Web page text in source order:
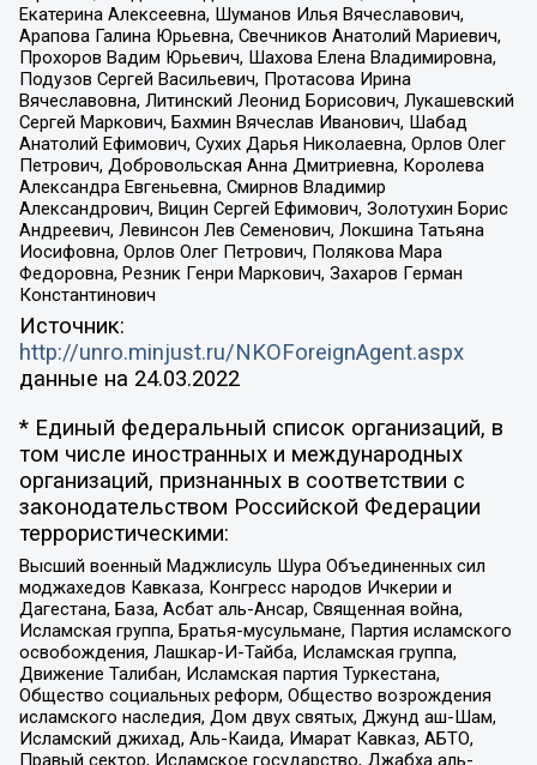
Екатерина Алексеевна, Шуманов Илья Вячеславович,
Арапова Галина Юрьевна, Свечников Анатолий Мариевич,
Прохоров Вадим Юрьевич, Шахова Елена Владимировна,
Подузов Сергей Васильевич, Протасова Ирина
Вячеславовна, Литинский Леонид Борисович, Лукашевский
Сергей Маркович, Бахмин Вячеслав Иванович, Шабад
Анатолий Ефимович, Сухих Дарья Николаевна, Орлов Олег
Петрович, Добровольская Анна Дмитриевна, Королева
Александра Евгеньевна, Смирнов Владимир
Александрович, Вицин Сергей Ефимович, Золотухин Борис
Андреевич, Левинсон Лев Семенович, Локшина Татьяна
Иосифовна, Орлов Олег Петрович, Полякова Мара
Федоровна, Резник Генри Маркович, Захаров Герман
Константинович
Источник:
http://unro.minjust.ru/NKOForeignAgent.aspx
данные на 24.03.2022
* Единый федеральный список организаций, в
том числе иностранных и международных
организаций, признанных в соответствии с
законодательством Российской Федерации
террористическими:
Высший военный Маджлисуль Шура Объединенных сил
моджахедов Кавказа, Конгресс народов Ичкерии и
Дагестана, База, Асбат аль-Ансар, Священная война,
Исламская группа, Братья-мусульмане, Партия исламского
освобождения, Лашкар-И-Тайба, Исламская группа,
Движение Талибан, Исламская партия Туркестана,
Общество социальных реформ, Общество возрождения
исламского наследия, Дом двух святых, Джунд аш-Шам,
Исламский джихад, Аль-Каида, Имарат Кавказ, АБТО,
Правый сектор, Исламское государство, Джабха аль-